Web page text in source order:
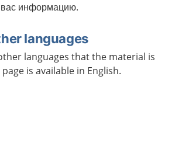
информацию.
languages
languages that the material is
is available in English.